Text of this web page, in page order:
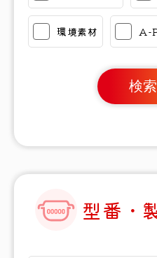
環境素材 A-
検
型番・